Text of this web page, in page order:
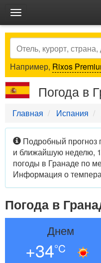
Toggle
navigation
Search
Например, Rixos
Погода в
Главная Испания
Подробный прогноз
и ближайшую неделю,
погоды в Гранаде по
Информация о
Погода в
Днем
+34°C